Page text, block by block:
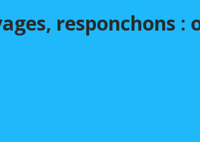
responchons